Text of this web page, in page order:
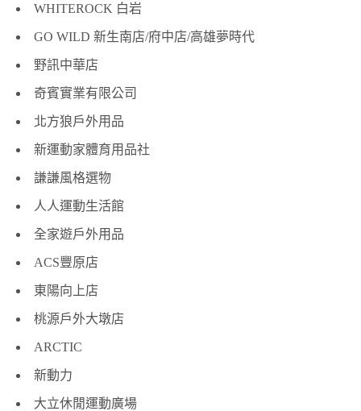
WHITEROCK 白岩
GO WILD 新生南店/府中店/高雄夢時代
野訊中華店
奇賓實業有限公司
北方狼戶外用品
新運動家體育用品社
謙謙風格選物
人人運動生活館
全家遊戶外用品
ACS豐原店
東陽向上店
桃源戶外大墩店
ARCTIC
新動力
大立休閒運動廣場